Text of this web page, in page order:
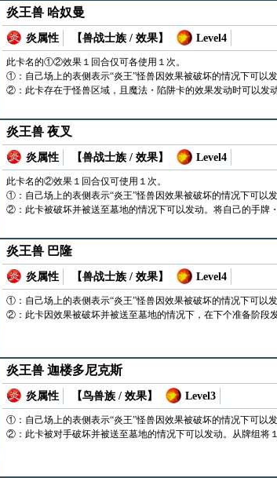
炎王兽 哈奴曼
炎属性 【兽战士族 / 效果】 Level4
此卡名的①②效果１回合仅可各使用１次。
①：自己场上的表侧表示“炎王”怪兽因效果被破坏的情况下可以
②：此卡存在于怪兽区域，且魔法・陷阱卡的效果发动时可以发
炎王兽 夜叉
炎属性 【兽战士族 / 效果】 Level4
此卡名的②效果１回合仅可使用１次。
①：自己场上的表侧表示“炎王”怪兽因效果被破坏的情况下可以
②：此卡被破坏并被送至墓地的情况下可以发动。将自己的手牌
炎王兽 巴隆
炎属性 【兽战士族 / 效果】 Level4
①：自己场上的表侧表示“炎王”怪兽因效果被破坏的情况下可以
②：此卡因效果被破坏并被送至墓地的情况下，在下个准备阶段
炎王兽 迦楼多尼克斯
炎属性 【鸟兽族 / 效果】 Level3
①：自己场上的表侧表示“炎王”怪兽因效果被破坏的情况下可以
②：此卡被对手破坏并被送至墓地的情况下可以发动。从牌组将１